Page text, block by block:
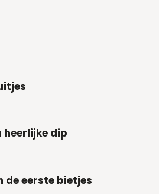
heerlijke dip
de eerste bietjes